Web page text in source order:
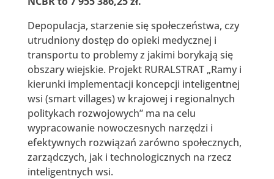
Depopulacja, starzenie się społeczeństwa, czy
utrudniony dostęp do opieki medycznej i
transportu to problemy z jakimi borykają się
obszary wiejskie. Projekt RURALSTRAT „Ramy i
kierunki implementacji koncepcji inteligentnej
wsi (smart villages) w krajowej i regionalnych
politykach rozwojowych” ma na celu
wypracowanie nowoczesnych narzędzi i
efektywnych rozwiązań zarówno społecznych,
zarządczych, jak i technologicznych na rzecz
inteligentnych wsi.